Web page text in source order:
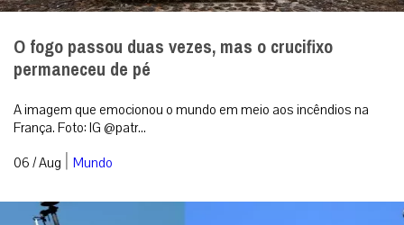
O fogo passou duas vezes, mas o crucifixo
permaneceu de pé
A imagem que emocionou o mundo em meio aos incêndios na
França. Foto: IG @patr...
06 / Aug | Mundo